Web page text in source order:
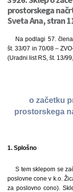
prostorskega
Sveta Ana, stran
Na podlagi 57.
št. 33/07 in 70/08 –
(Uradni list RS, št. 13/
o začetku
prostorskega
1. Splošno
S tem sklepom se
poslovne cone v k.o.
za poslovno cono).